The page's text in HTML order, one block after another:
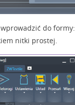
do formy:
nitki prostej.